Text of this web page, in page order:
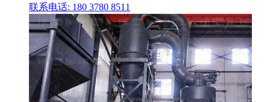
联系电话: 180 3780 8511